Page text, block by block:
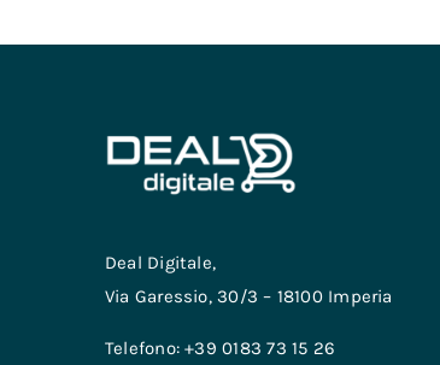
Deal Digitale,
Via Garessio, 30/3 – 18100 Imperia
Telefono: +39 0183 73 15 26